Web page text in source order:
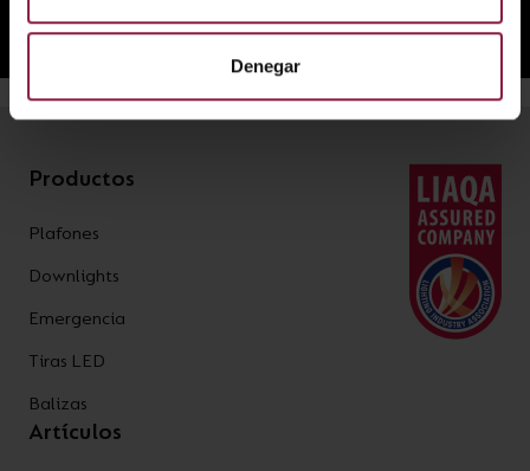
Denegar
Productos
Plafones
Downlights
Emergencia
Tiras LED
Balizas
Artículos